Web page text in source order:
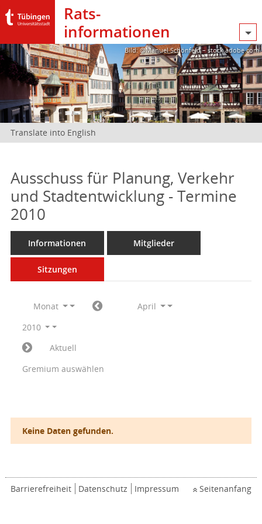
Rats­
informationen
Bild: @Manuel Schönfeld – stock.adobe.com
Translate into English
Ausschuss für Planung, Verkehr
und Stadtentwicklung - Termine
2010
Informationen Mitglieder
Sitzungen
Monat
April
2010
Aktuell
Gremium auswählen
Keine Daten gefunden.
Barrierefreiheit Datenschutz Impressum Seitenanfang